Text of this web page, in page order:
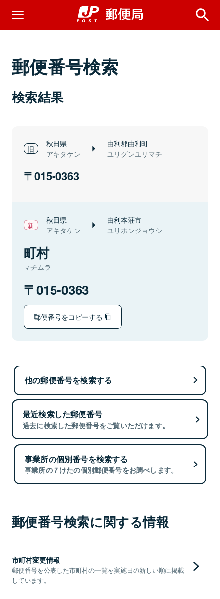
郵便番号検索
検索結果
秋田県
アキタケン
由利郡由利町
ユリグンユリマチ
015-0363
秋田県
アキタケン
由利本荘市
ユリホンジョウシ
町村
マチムラ
015-0363
郵便番号をコピーする
他の郵便番号を検索する
最近検索した郵便番号
過去に検索した郵便番号をご覧いただけます。
事業所の個別番号を検索する
事業所の７けたの個別郵便番号をお調べします。
郵便番号検索に関する情報
市町村変更情報
郵便番号を公表した市町村の一覧を実施日の新しい順に掲載
しています。